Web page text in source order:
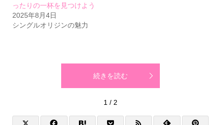
ったりの一杯を見つけよう
2025年8月4日
シングルオリジンの魅力
続きを読む
1 / 2